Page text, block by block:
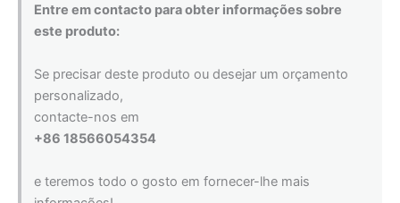
Entre em contacto para obter informações sobre
este produto:
Se precisar deste produto ou desejar um orçamento
personalizado,
contacte-nos em
+86 18566054354
e teremos todo o gosto em fornecer-lhe mais